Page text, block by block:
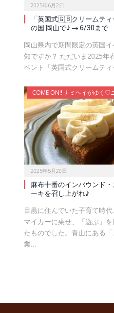
2025年6月2日
「英国式🇬🇧クリームテ
の国 岡山で♪ → 6/30まで
岡山県内で期間限定の英国
知ですか？ ただいま2025年
ベント「英国式クリームテ
COME ON!! ナミヘイがゆく♡
2025年5月20日
麻布十番のインバウンド
ーキを召し上がれ♪
目黒に住んでいた子育て時
マイカーに乗せ、「遊ぶ」
たものでした。青山にある
業…